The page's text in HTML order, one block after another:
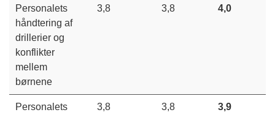
Personalets
håndtering af
drillerier og
konflikter
mellem
børnene
3,8 3,8 4,0
Personalets
3,8 3,8 3,9